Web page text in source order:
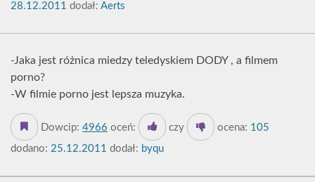
28.12.2011 dodał: Aerts
-Jaka jest różnica miedzy teledyskiem DODY , a filmem
porno?
-W filmie porno jest lepsza muzyka.
Dowcip: 4966 oceń: czy ocena: 105
dodano: 25.12.2011 dodał: byqu